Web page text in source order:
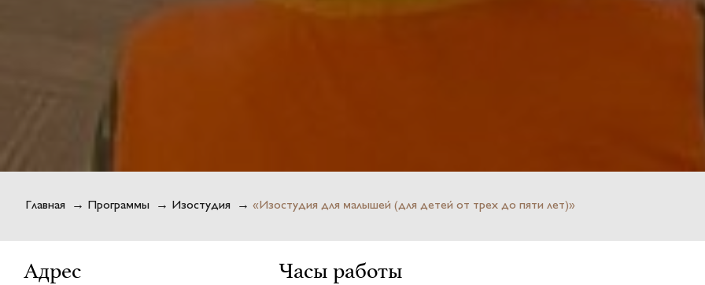
Главная → Программы → Изостудия → «Изостудия для малышей (для детей от трех до пяти лет)»
Адрес Часы работы